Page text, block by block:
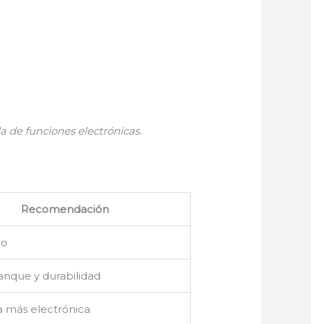
de funciones electrónicas.
Recomendación
y durabilidad
más electrónica